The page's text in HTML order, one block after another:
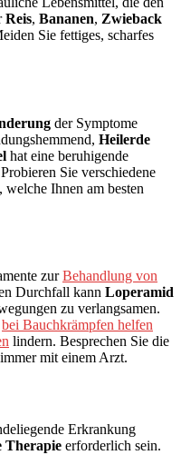
Reis, Bananen, Zwieback
Sie fettiges, scharfes
der Symptome
Heilerde
hat eine beruhigende
Sie verschiedene
welche Ihnen am besten
zurBehandlung von
Durchfall kann Loperamid
zu verlangsamen.
bei Bauchkrämpfen helfen
lindern. Besprechen Sie die
mit einem Arzt.
Erkrankung
Therapie erforderlich sein.